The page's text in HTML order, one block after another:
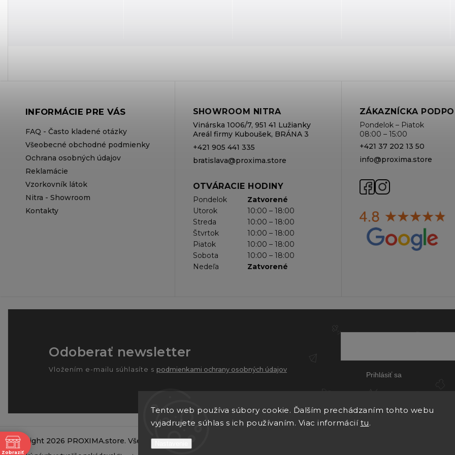
Tento web používa súbory cookie. Ďalším prechádzaním tohto webu
vyjadrujete súhlas s ich používaním. Viac informácií tu.
INFORMÁCIE PRE VÁS
FAQ - Často kladené otázky
Všeobecné obchodné podmienky
Ochrana osobných údajov
Reklamácie
Vzorkovník látok
Nitra - Showroom
Kontakty
SHOWROOM NITRA
Vinárska 1006/7, 951 41 Lužianky
Areál firmy Kuboušek, BRÁNA 3
+421 905 441 335
bratislava@proxima.store
OTVÁRACIE HODINY
Pondelok
Zatvorené
Utorok
10:00 – 18:00
Streda
10:00 – 18:00
Štvrtok
10:00 – 18:00
Piatok
10:00 – 18:00
Sobota
10:00 – 18:00
Nedeľa
Zatvorené
ZÁKAZNÍCKA
Pondelok – Piatok
08:00 – 15:00
+421 37 202 13 50
info@proxima.store
Odoberať newsletter
Vložením e-mailu súhlasíte s podmienkami ochrany osobných údajov
Prihlásiť sa
Copyright 2026 PROXIMA.store. Všetky práva vyhradené.
Zobraziť